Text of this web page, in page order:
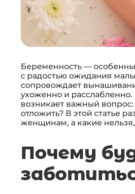
Беременность —
с радостью ожидания
сопровождает
ухоженно и
возникает важный
отложить? В этой статье
женщинам, а какие
Почему